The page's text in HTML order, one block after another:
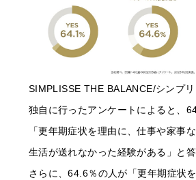
SIMPLISSE THE BALANCE/シンプ
独自に行ったアンケートによると、
「更年期症状を理由に、仕事や家事
生活が送れなかった経験がある」と答
さらに、64.6％の人が「更年期症状